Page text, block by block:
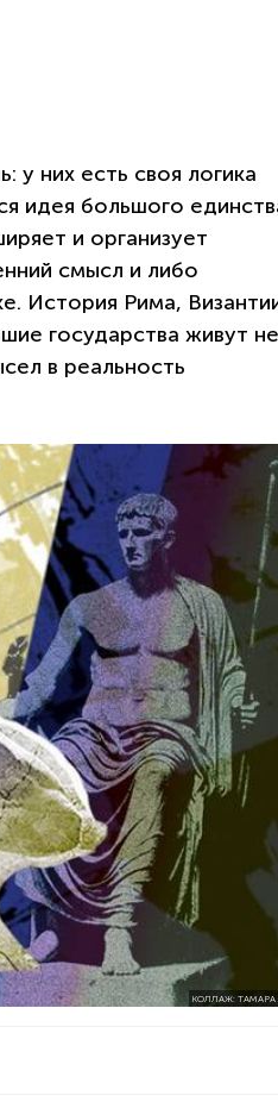
у них есть своя логика
идея большого
и организует
смысл и либо
История Рима,
государства живут не
в реальность
КОЛЛАЖ: